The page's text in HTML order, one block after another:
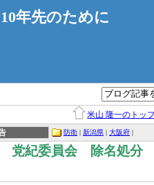
年先のために
米山 隆一のトッ
防衛 | 新潟県 | 大阪府 |
党紀委員会 除名処分